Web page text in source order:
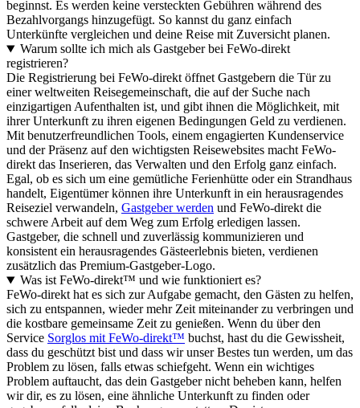
beginnst. Es werden keine versteckten Gebühren während des
Bezahlvorgangs hinzugefügt. So kannst du ganz einfach
Unterkünfte vergleichen und deine Reise mit Zuversicht planen.
Warum sollte ich mich als Gastgeber bei FeWo-direkt
registrieren?
Die Registrierung bei FeWo-direkt öffnet Gastgebern die Tür zu
einer weltweiten Reisegemeinschaft, die auf der Suche nach
einzigartigen Aufenthalten ist, und gibt ihnen die Möglichkeit, mit
ihrer Unterkunft zu ihren eigenen Bedingungen Geld zu verdienen.
Mit benutzerfreundlichen Tools, einem engagierten Kundenservice
und der Präsenz auf den wichtigsten Reisewebsites macht FeWo-
direkt das Inserieren, das Verwalten und den Erfolg ganz einfach.
Egal, ob es sich um eine gemütliche Ferienhütte oder ein Strandhaus
handelt, Eigentümer können ihre Unterkunft in ein herausragendes
Reiseziel verwandeln, Gastgeber werden und FeWo-direkt die
schwere Arbeit auf dem Weg zum Erfolg erledigen lassen.
Gastgeber, die schnell und zuverlässig kommunizieren und
konsistent ein herausragendes Gästeerlebnis bieten, verdienen
zusätzlich das Premium-Gastgeber-Logo.
Was ist FeWo-direkt™ und wie funktioniert es?
FeWo-direkt hat es sich zur Aufgabe gemacht, den Gästen zu helfen,
sich zu entspannen, wieder mehr Zeit miteinander zu verbringen und
die kostbare gemeinsame Zeit zu genießen. Wenn du über den
Service Sorglos mit FeWo-direkt™ buchst, hast du die Gewissheit,
dass du geschützt bist und dass wir unser Bestes tun werden, um das
Problem zu lösen, falls etwas schiefgeht. Wenn ein wichtiges
Problem auftaucht, das dein Gastgeber nicht beheben kann, helfen
wir dir, es zu lösen, eine ähnliche Unterkunft zu finden oder